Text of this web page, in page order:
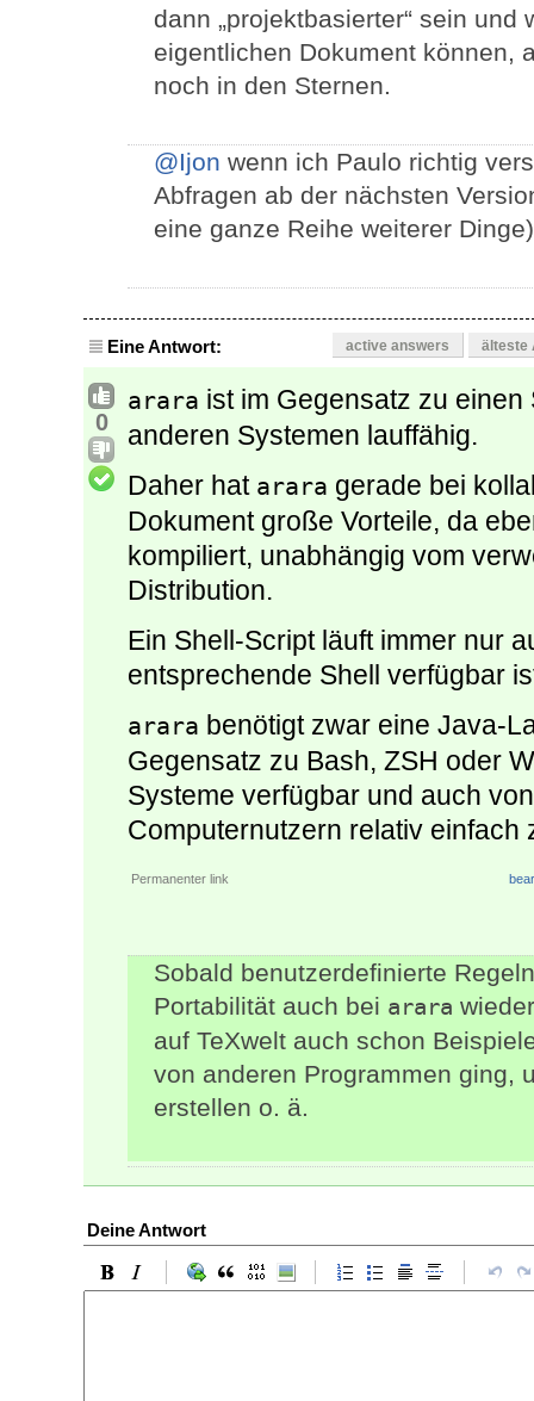
dann „projektbasierter“ sein
eigentlichen Dokument können,
noch in den Sternen.
@Ijon wenn ich Paulo richtig
Abfragen ab der nächsten
eine ganze Reihe weiterer Dinge)
Eine Antwort: active answers älteste
0
arara ist im Gegensatz zu
anderen Systemen lauffähig.
Daher hat arara gerade bei
Dokument große Vorteile, da
kompiliert, unabhängig vom
Distribution.
Ein Shell-Script läuft immer nur
entsprechende Shell verfügbar
arara benötigt zwar eine Java-
Gegensatz zu Bash, ZSH oder
Systeme verfügbar und auch
Computernutzern relativ einfach
Permanenter link
Sobald benutzerdefinierte
Portabilität auch bei arara
auf TeXwelt auch schon
von anderen Programmen ging,
erstellen o. ä.
Deine Antwort